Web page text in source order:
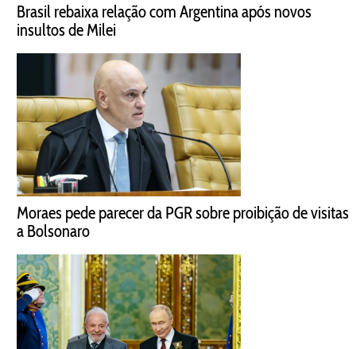
Brasil rebaixa relação com Argentina após novos
insultos de Milei
Moraes pede parecer da PGR sobre proibição de visitas
a Bolsonaro